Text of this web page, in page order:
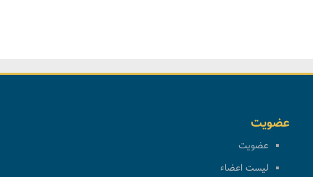
عضویت
عضویت
لیست اعضاء